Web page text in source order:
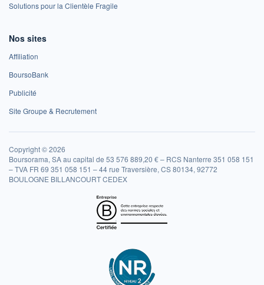
Solutions pour la Clientèle Fragile
Nos sites
Affiliation
BoursoBank
Publicité
Site Groupe & Recrutement
Copyright © 2026
Boursorama, SA au capital de 53 576 889,20 € – RCS Nanterre 351 058 151
– TVA FR 69 351 058 151 – 44 rue Traversière, CS 80134, 92772
BOULOGNE BILLANCOURT CEDEX